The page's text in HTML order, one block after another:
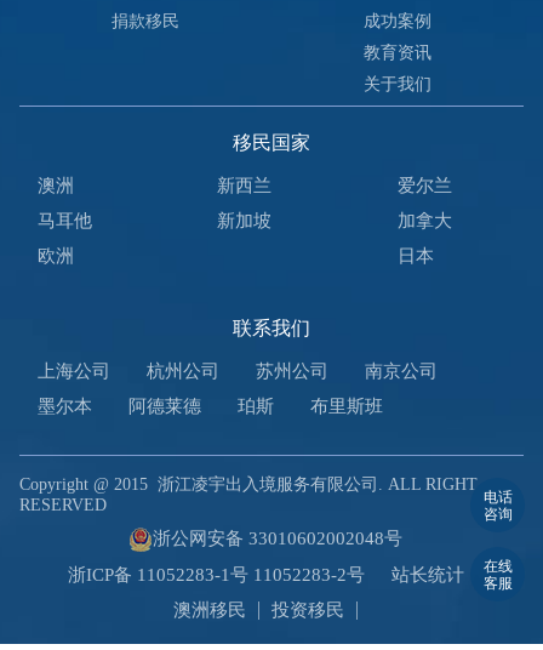
捐款移民
成功案例
教育资讯
关于我们
移民国家
澳洲 新西兰
爱尔兰
马耳他
新加坡
加拿大
欧洲
日本
联系我们
上海公司 杭州公司 苏州公司
南京公司
墨尔本
阿德莱德 珀斯 布里斯班
Copyright @ 2015浙江凌宇出入境服务有限公司. ALL RIGHT
RESERVED
浙公网安备 33010602002048号
浙ICP备 11052283-1号 11052283-2号
站长统计
澳洲移民
投资移民
电话
咨询
在线
客服